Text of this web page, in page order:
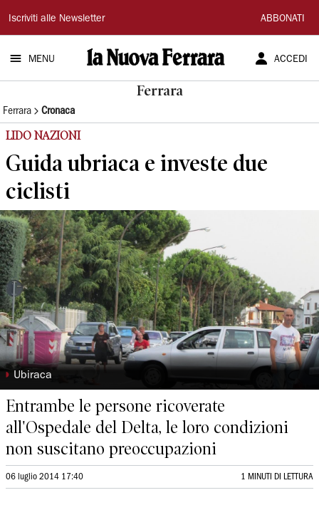
La
Nuova
Ferrara
Iscriviti alle Newsletter ABBONATI
MENU ACCEDI
Ferrara
Ferrara Cronaca
LIDO NAZIONI
Guida ubriaca e investe due
ciclisti
◗ Ubiraca
Entrambe le persone ricoverate
all'Ospedale del Delta, le loro condizioni
non suscitano preoccupazioni
06 luglio 2014 17:40 1 MINUTI DI LETTURA